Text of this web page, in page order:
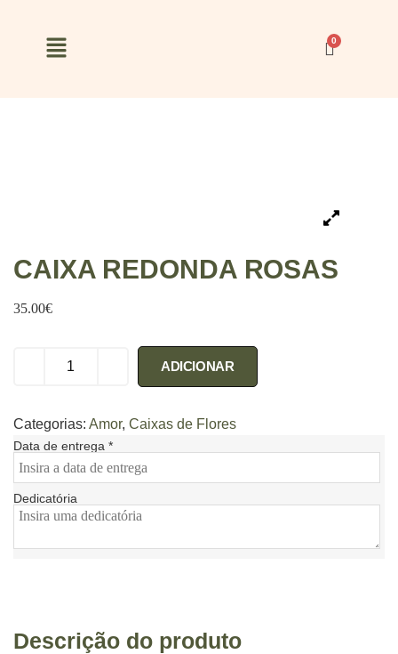
CAIXA REDONDA ROSAS
35.00€
ADICIONAR
Categorias: Amor, Caixas de Flores
Data de entrega *
Dedicatória
Descrição do produto